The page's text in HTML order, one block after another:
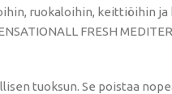
ruokaloihin, keittiöihin ja
FRESH
tuoksun. Se poistaa